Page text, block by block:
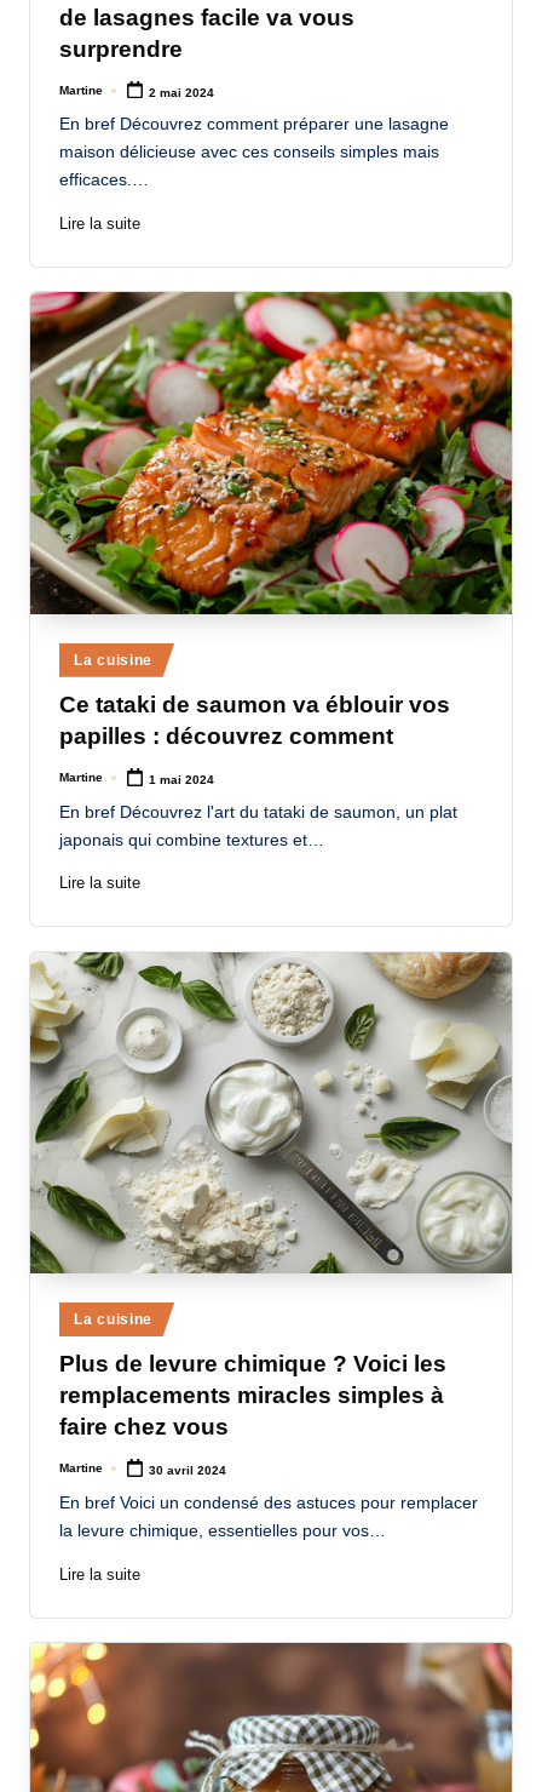
de lasagnes facile va vous
surprendre
Posted
Martine 2 mai 2024
En bref Découvrez comment préparer une lasagne
maison délicieuse avec ces conseils simples mais
efficaces.…
Lire la suite
Posted
in
La cuisine
Ce tataki de saumon va éblouir vos
papilles : découvrez comment
Posted
Martine 1 mai 2024
En bref Découvrez l'art du tataki de saumon, un plat
japonais qui combine textures et…
Lire la suite
Posted
in
La cuisine
Plus de levure chimique ? Voici les
remplacements miracles simples à
faire chez vous
Posted
Martine 30 avril 2024
En bref Voici un condensé des astuces pour remplacer
la levure chimique, essentielles pour vos…
Lire la suite